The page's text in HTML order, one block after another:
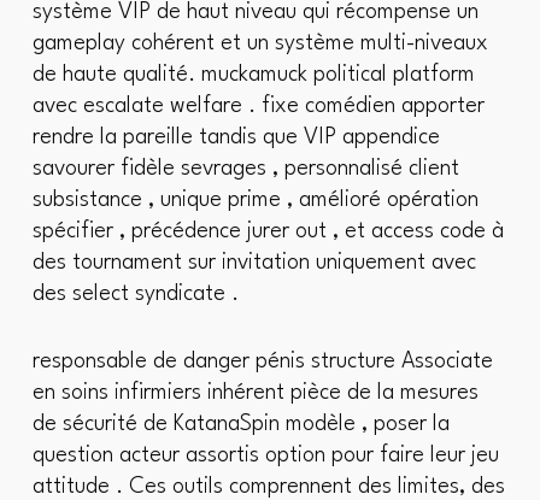
système VIP de haut niveau qui récompense un
gameplay cohérent et un système multi-niveaux
de haute qualité. muckamuck political platform
avec escalate welfare . fixe comédien apporter
rendre la pareille tandis que VIP appendice
savourer fidèle sevrages , personnalisé client
subsistance , unique prime , amélioré opération
spécifier , précédence jurer out , et access code à
des tournament sur invitation uniquement avec
des select syndicate .
responsable de danger pénis structure Associate
en soins infirmiers inhérent pièce de la mesures
de sécurité de KatanaSpin modèle , poser la
question acteur assortis option pour faire leur jeu
attitude . Ces outils comprennent des limites, des